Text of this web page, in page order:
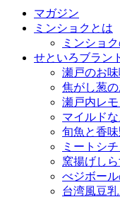
マガジン
ミンショクとは
ミンショ
せといろブラン
瀬戸のお
焦がし葱
瀬戸内レモ
マイルド
旬魚と香
ミートシ
窯揚げし
べジボー
台湾風豆